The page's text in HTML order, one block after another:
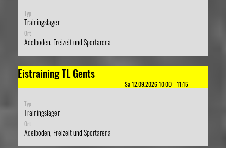
Typ
Trainingslager
Ort
Adelboden, Freizeit und Sportarena
Eistraining TL Gents
Sa 12.09.2026 10:00 - 11:15
Typ
Trainingslager
Ort
Adelboden, Freizeit und Sportarena